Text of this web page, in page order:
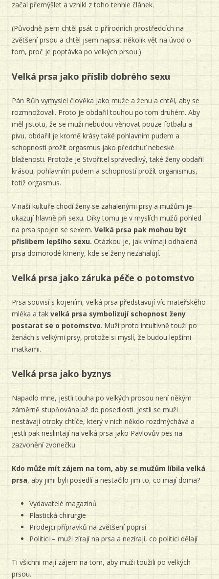
začal přemýšlet a vznikl z toho tenhle článek.
(Původně jsem chtěl psát o přírodních prostředcích na
zvětšení prsou a chtěl jsem napsat několik vět na úvod o
tom, proč je poptávka po velkých prsou.)
Velká prsa jako příslib dobrého sexu
Pán Bůh vymyslel člověka jako muže a ženu a chtěl, aby se
rozmnožovali. Proto je obdařil touhou po tom druhém. Aby
měl jistotu, že se muži nebudou věnovat pouze fotbalu a
pivu, obdařil je kromě krásy také pohlavním pudem a
schopností prožít orgasmus jako předchuť nebeské
blaženosti. Protože je Stvořitel spravedlivý, také ženy obdařil
krásou, pohlavním pudem a schopností prožít organismus,
totiž orgasmus.
V naší kultuře chodí ženy se zahalenými prsy a mužům je
ukazují hlavně při sexu. Díky tomu je v myslích mužů pohled
na prsa spojen se sexem. Velká prsa pak mohou být
příslibem lepšího sexu. Otázkou je, jak vnímají odhalená
prsa domorodé kmeny, kde se ženy nezahalují.
Velká prsa jako záruka péče o potomstvo
Prsa souvisí s kojením, velká prsa představují víc mateřského
mléka a tak velká prsa symbolizují schopnost ženy
postarat se o potomstvo. Muži proto intuitivně touží po
ženách s velkými prsy, protože si myslí, že budou lepšími
matkami.
Velká prsa jako byznys
Napadlo mne, jestli touha po velkých prosou není někým
záměrně stupňována až do posedlosti. Jestli se muži
nestávají otroky chtíče, který v nich někdo rozdmýchává a
jestli pak neslintají na velká prsa jako Pavlovův pes na
zazvonění zvonečku.
Kdo může mít zájem na tom, aby se mužům líbila velká
prsa, aby jimi byli posedlí a nestačilo jim to, co mají doma?
Vydavatelé magazínů
Plastická chirurgie
Prodejci přípravků na zvětšení poprsí
Politici – muži zírají na prsa a nezírají, co politici dělají
Ti všichni mají zájem na tom, aby muži toužili po velkých
prsou.